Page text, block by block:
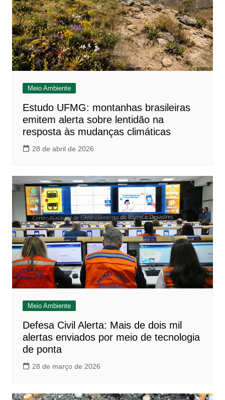
Meio Ambiente
Estudo UFMG: montanhas brasileiras
emitem alerta sobre lentidão na
resposta às mudanças climáticas
28 de abril de 2026
Meio Ambiente
Defesa Civil Alerta: Mais de dois mil
alertas enviados por meio de tecnologia
de ponta
28 de março de 2026